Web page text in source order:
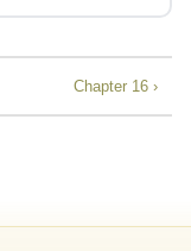
Chapter 16 ›